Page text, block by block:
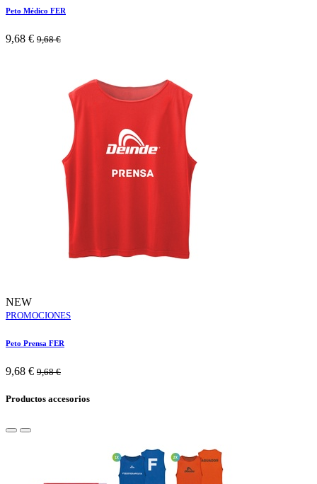
Peto Médico FER
9,68 € 9,68€
NEW
PROMOCIONES
Peto Prensa FER
9,68 € 9,68€
Productos accesorios